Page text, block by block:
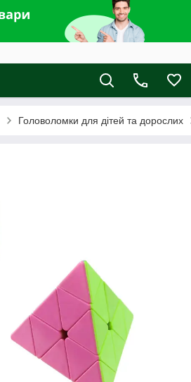
Головоломки для дітей та дорослих